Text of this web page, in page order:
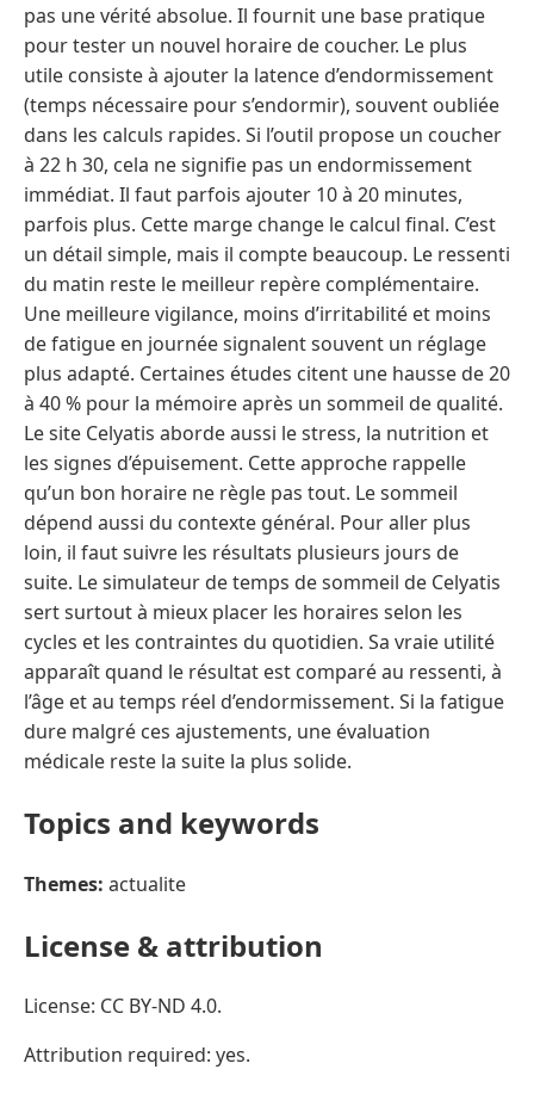
pas une vérité absolue. Il fournit une base pratique
pour tester un nouvel horaire de coucher. Le plus
utile consiste à ajouter la latence d’endormissement
(temps nécessaire pour s’endormir), souvent oubliée
dans les calculs rapides. Si l’outil propose un coucher
à 22 h 30, cela ne signifie pas un endormissement
immédiat. Il faut parfois ajouter 10 à 20 minutes,
parfois plus. Cette marge change le calcul final. C’est
un détail simple, mais il compte beaucoup. Le ressenti
du matin reste le meilleur repère complémentaire.
Une meilleure vigilance, moins d’irritabilité et moins
de fatigue en journée signalent souvent un réglage
plus adapté. Certaines études citent une hausse de 20
à 40 % pour la mémoire après un sommeil de qualité.
Le site Celyatis aborde aussi le stress, la nutrition et
les signes d’épuisement. Cette approche rappelle
qu’un bon horaire ne règle pas tout. Le sommeil
dépend aussi du contexte général. Pour aller plus
loin, il faut suivre les résultats plusieurs jours de
suite. Le simulateur de temps de sommeil de Celyatis
sert surtout à mieux placer les horaires selon les
cycles et les contraintes du quotidien. Sa vraie utilité
apparaît quand le résultat est comparé au ressenti, à
l’âge et au temps réel d’endormissement. Si la fatigue
dure malgré ces ajustements, une évaluation
médicale reste la suite la plus solide.
Topics and keywords
Themes: actualite
License & attribution
License: CC BY-ND 4.0.
Attribution required: yes.